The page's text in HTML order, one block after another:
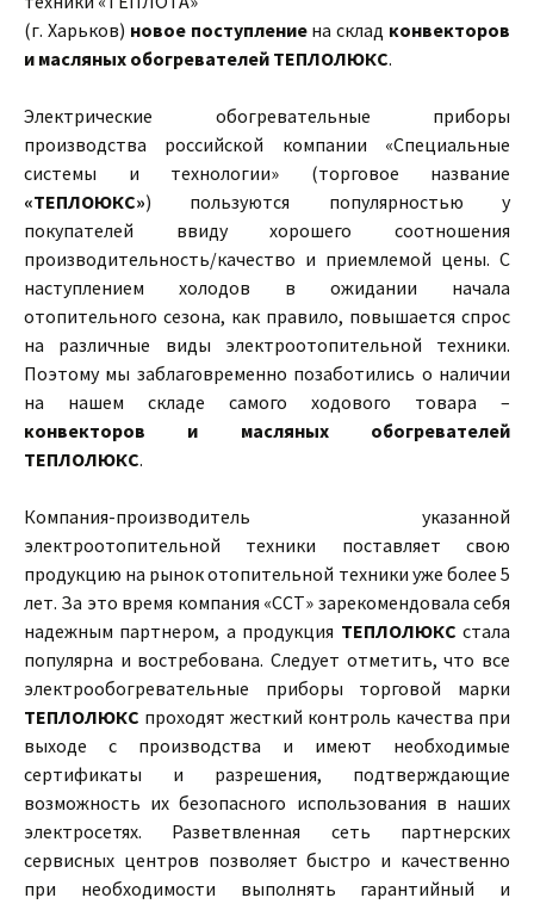
(г. Харьков) новое поступлениена склад конвекторов
и масляных обогревателей ТЕПЛОЛЮКС.
Электрические обогревательные приборы
производства российской компании «Специальные
системы и технологии» (торговое название
«ТЕПЛОЮКС») пользуются популярностью у
покупателей ввиду хорошего соотношения
производительность/качество и приемлемой цены. С
наступлением холодов в ожидании начала
отопительного сезона, как правило, повышается спрос
на различные виды электроотопительной техники.
Поэтому мы заблаговременно позаботились о наличии
на нашем складе самого ходового товара –
конвекторов и масляных обогревателей
ТЕПЛОЛЮКС.
Компания-производитель указанной
электроотопительной техники поставляет свою
продукцию на рынок отопительной техники уже более 5
лет. За это время компания «ССТ» зарекомендовала себя
надежным партнером, а продукция ТЕПЛОЛЮКС стала
популярна и востребована. Следует отметить, что все
электрообогревательные приборы торговой марки
ТЕПЛОЛЮКС проходят жесткий контроль качества при
выходе с производства и имеют необходимые
сертификаты и разрешения, подтверждающие
возможность их безопасного использования в наших
электросетях. Разветвленная сеть партнерских
сервисных центров позволяет быстро и качественно
при необходимости выполнять гарантийный и